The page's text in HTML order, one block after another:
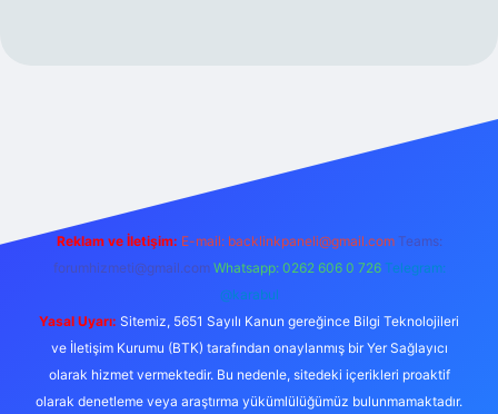
Reklam ve İletişim: E-mail: backlinkpaneli@gmail.com Teams:
forumhizmeti@gmail.com Whatsapp: 0262 606 0 726 Telegram:
@karabul
Yasal Uyarı: Sitemiz, 5651 Sayılı Kanun gereğince Bilgi Teknolojileri
ve İletişim Kurumu (BTK) tarafından onaylanmış bir Yer Sağlayıcı
olarak hizmet vermektedir. Bu nedenle, sitedeki içerikleri proaktif
olarak denetleme veya araştırma yükümlülüğümüz bulunmamaktadır.